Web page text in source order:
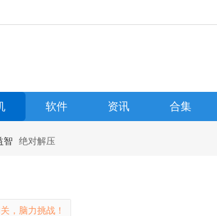
软件 资讯 合集
智 绝对解压
，脑力挑战！